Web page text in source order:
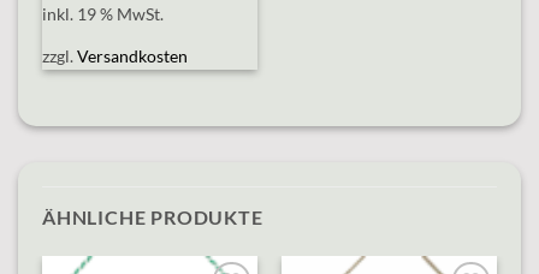
inkl. 19 % MwSt.
zzgl.Versandkosten
ÄHNLICHE PRODUKTE